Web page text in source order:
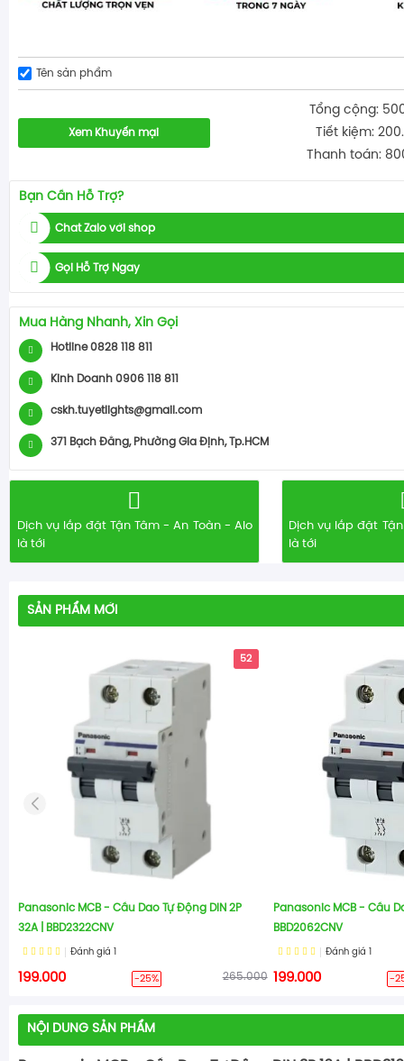
Tên sản phẩm
Xem Khuyến mại
Tổng cộng:
Tiết kiệm:
Thanh toán:
Bạn Cần Hỗ Trợ?
Chat Zalo với shop
Gọi Hỗ Trợ Ngay
Mua Hàng Nhanh, Xin Gọi
Hotline 0828 118 811
Kinh Doanh 0906 118 811
cskh.tuyetlights@gmail.com
371 Bạch Đằng, Phường Gia Định, Tp.HCM
Dịch vụ lắp đặt Tận Tâm - An Toàn - Alo
là tới
Dịch vụ lắp đặt
là tới
SẢN PHẨM MỚI
52
Panasonic MCB - Cầu Dao Tự Động DIN 2P
32A | BBD2322CNV
Đánh giá
199.000 -25% 265.000
Panasonic MCB - Cầu
BBD2062CNV
Đánh giá
199.000 -
NỘI DUNG SẢN PHẨM